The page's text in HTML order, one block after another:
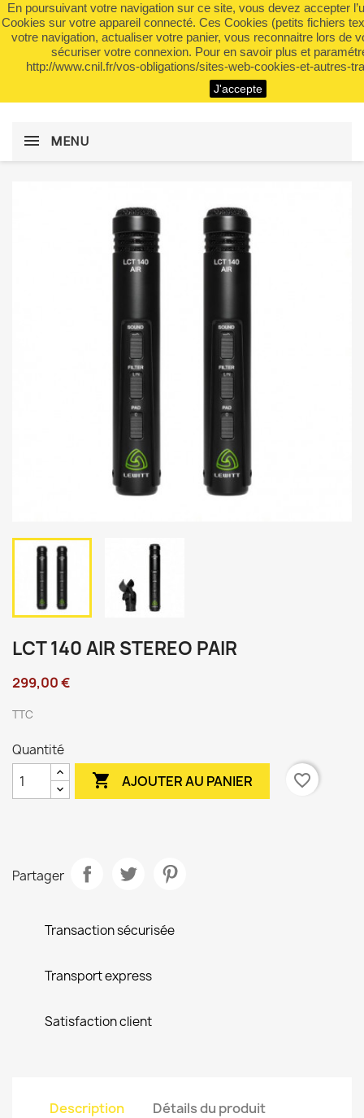
En poursuivant votre navigation sur ce site, vous devez accepter
Cookies sur votre appareil connecté. Ces Cookies (petits fichiers
votre navigation, actualiser votre panier, vous reconnaitre lors de
sécuriser votre connexion. Pour en savoir plus et
http://www.cnil.fr/vos-obligations/sites-web-cookies-et-autres-
J'accepte
 shopping_cart(0)

search
MENU
LCT 140 AIR STEREO PAIR
299,00 €
TTC
Quantité
 AJOUTER AU PANIER favorite_border
Partager
Transaction sécurisée
Transport express
Satisfaction client
Description Détails du produit